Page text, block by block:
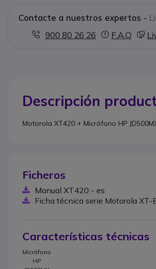
Contacte a nuestros expertos -
900 80 26 26
F.A.Q
Descripción
Motorola XT420 + Micrófono HP
Ficheros
Manual XT420 - es
Ficha técnica serie Motorola XT-
Características técnicas
Micrófono
HP